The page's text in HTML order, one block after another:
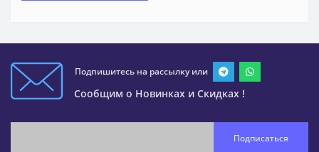
Подпишитесь на рассылку или
Сообщим о Новинках и Скидках !
Подписаться